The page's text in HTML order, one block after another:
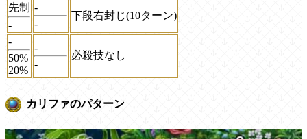
先制
-
-
-
下段右封じ(10ターン)
-
50%
20%
-
-
必殺技なし
カリファのパターン